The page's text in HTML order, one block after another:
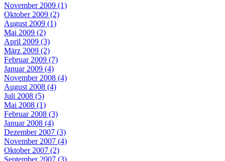
November 2009 (1)
Oktober 2009 (2)
August 2009 (1)
Mai 2009 (2)
April 2009 (3)
März 2009 (2)
Februar 2009 (7)
Januar 2009 (4)
November 2008 (4)
August 2008 (4)
Juli 2008 (5)
Mai 2008 (1)
Februar 2008 (3)
Januar 2008 (4)
Dezember 2007 (3)
November 2007 (4)
Oktober 2007 (2)
September 2007 (3)